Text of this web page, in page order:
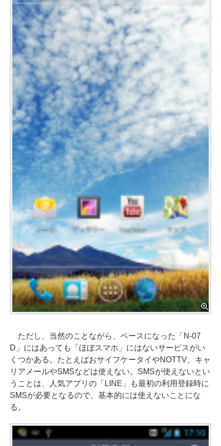
ただし、当然のことながら、ベースになった「N-07
D」にはあっても「ほぼスマホ」にはないサービスがい
くつかある。たとえばおサイフケータイやNOTTV、キャ
リアメールやSMSなどは使えない。SMSが使えないとい
うことは、人気アプリの「LINE」も最初の利用登録時に
SMSが必要となるので、基本的には使えないことにな
る。